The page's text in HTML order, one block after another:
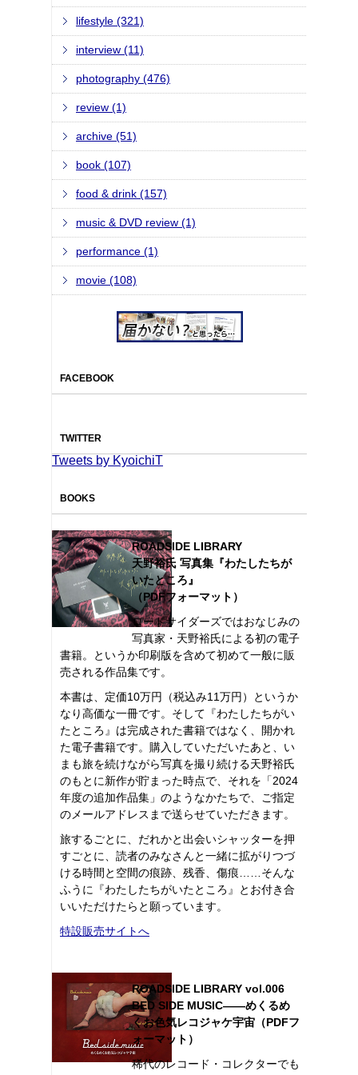
lifestyle (321)
interview (11)
photography (476)
review (1)
archive (51)
book (107)
food & drink (157)
music & DVD review (1)
performance (1)
movie (108)
FACEBOOK
TWITTER
Tweets by KyoichiT
BOOKS
ROADSIDE LIBRARY
天野裕氏 写真集『わたしたちが
いたところ』
（PDFフォーマット）
ロードサイダーズではおなじみの
写真家・天野裕氏による初の電子
書籍。というか印刷版を含めて初めて一般に販
売される作品集です。
本書は、定価10万円（税込み11万円）というか
なり高価な一冊です。そして『わたしたちがい
たところ』は完成された書籍ではなく、開かれ
た電子書籍です。購入していただいたあと、い
まも旅を続けながら写真を撮り続ける天野裕氏
のもとに新作が貯まった時点で、それを「2024
年度の追加作品集」のようなかたちで、ご指定
のメールアドレスまで送らせていただきます。
旅するごとに、だれかと出会いシャッターを押
すごとに、読者のみなさんと一緒に拡がりつづ
ける時間と空間の痕跡、残香、傷痕……そんな
ふうに『わたしたちがいたところ』とお付き合
いいただけたらと願っています。
特設販売サイトへ
ROADSIDE LIBRARY vol.006
BED SIDE MUSIC――めくるめ
くお色気レコジャケ宇宙（PDFフ
ォーマット）
稀代のレコード・コレクターでも